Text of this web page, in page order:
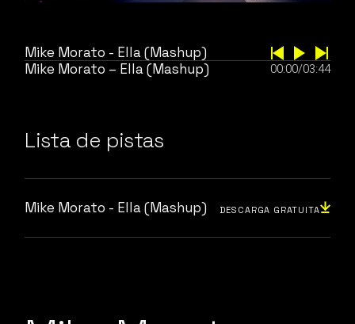
Mike Morato - Ella (Mashup)
Mike Morato – Ella (Mashup)
00:00/03:44
Lista de pistas
Mike Morato - Ella (Mashup) DESCARGA GRATUITA